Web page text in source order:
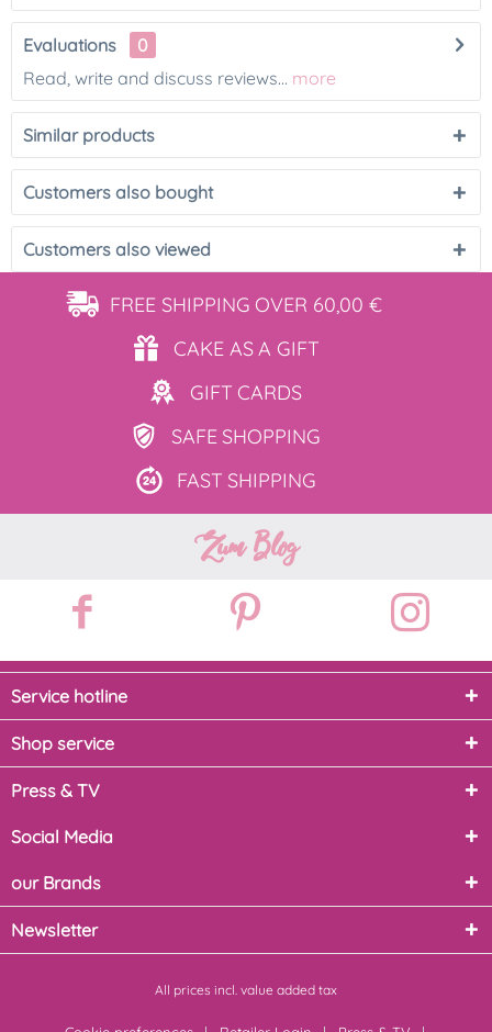
Evaluations
0
Read, write and discuss reviews... more
Similar products
Customers also bought
Customers also viewed
FREE SHIPPING OVER 60,00 €
CAKE ASA GIFT
GIFT CARDS
SAFE SHOPPING
FAST SHIPPING
Zum Blog
Service hotline
Shop service
Press & TV
Social Media
our Brands
Newsletter
All prices incl. value added tax